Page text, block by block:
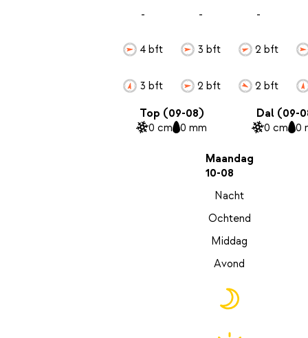
-
4 bft
3 bft
-
3 bft
2 bft
-
2 bft
2 bft
Top (09-08)
0 cm 0 mm
Dal (09-
0 cm 0
Maandag
10-08
Nacht
Ochtend
Middag
Avond